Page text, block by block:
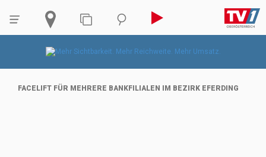
FACELIFT FÜR MEHRERE BANKFILIALEN IM BEZIRK EFERDING